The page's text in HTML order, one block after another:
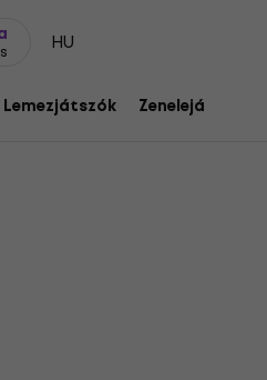
HU
Lemezjátszók Zenelejátszók